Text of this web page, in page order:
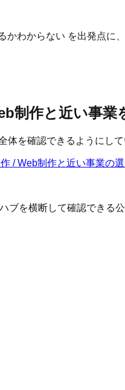
かわからない を出発点
制作と近い事業
を確認できるようにして
/ Web制作と近い事業の
ブを横断して確認できる公